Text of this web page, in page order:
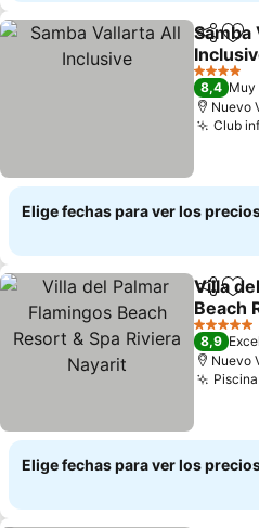
Samba
Ver
4 Estrellas
8,4 Muy
Nuevo
Club
Elige fechas para ver los
Villa
Beach
Riviera
Ver
5 Estrellas
8,9
Nuevo
Elige fechas para ver los